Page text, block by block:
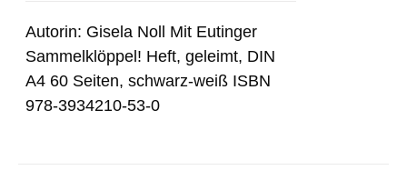
Autorin: Gisela Noll Mit Eutinger
Sammelklöppel! Heft, geleimt, DIN
A4 60 Seiten, schwarz-weiß ISBN
978-3934210-53-0